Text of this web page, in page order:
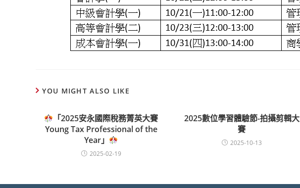
YOU MIGHT ALSO LIKE
「2025安永國際稅務菁英大賽
Young Tax Professional of the
Year」
2025-02-19
2025數位學習體驗節-拍攝剪輯大
賽
2025-10-13